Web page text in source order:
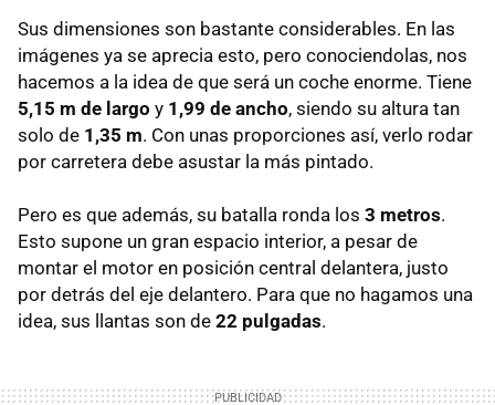
Sus dimensiones son bastante considerables. En las
imágenes ya se aprecia esto, pero conociendolas, nos
hacemos a la idea de que será un coche enorme. Tiene
5,15 m de largo y 1,99 de ancho, siendo su altura tan
solo de 1,35 m. Con unas proporciones así, verlo rodar
por carretera debe asustar la más pintado.
Pero es que además, su batalla ronda los 3 metros.
Esto supone un gran espacio interior, a pesar de
montar el motor en posición central delantera, justo
por detrás del eje delantero. Para que no hagamos una
idea, sus llantas son de 22 pulgadas.